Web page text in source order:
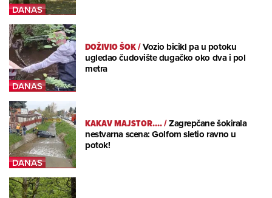
DOŽIVIO ŠOK/Vozio bicikl pa u potoku
ugledao čudovište dugačko oko dva i pol
metra
KAKAV MAJSTOR..../Zagrepčane šokirala
nestvarna scena: Golfom sletio ravno u
potok!